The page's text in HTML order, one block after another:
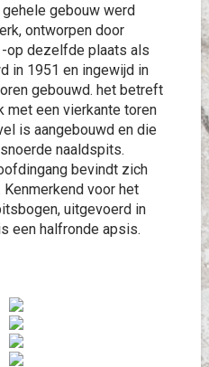
gebouw werd
ontworpen door
op dezelfde plaats als
in 1951 en ingewijd in
gebouwd. het betreft
met een vierkante toren
is aangebouwd en die
naaldspits.
bevindt zich
voor het
uitgevoerd in
een halfronde apsis.